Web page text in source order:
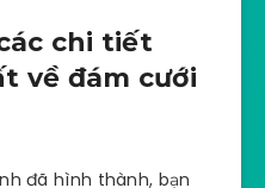
chi tiết
về đám cưới
đã hình thành, bạn